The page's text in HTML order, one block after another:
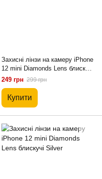
Захисні лінзи на камеру iPhone
12 mini Diamonds Lens блискучі
Gold
249 грн 299 грн
Купити